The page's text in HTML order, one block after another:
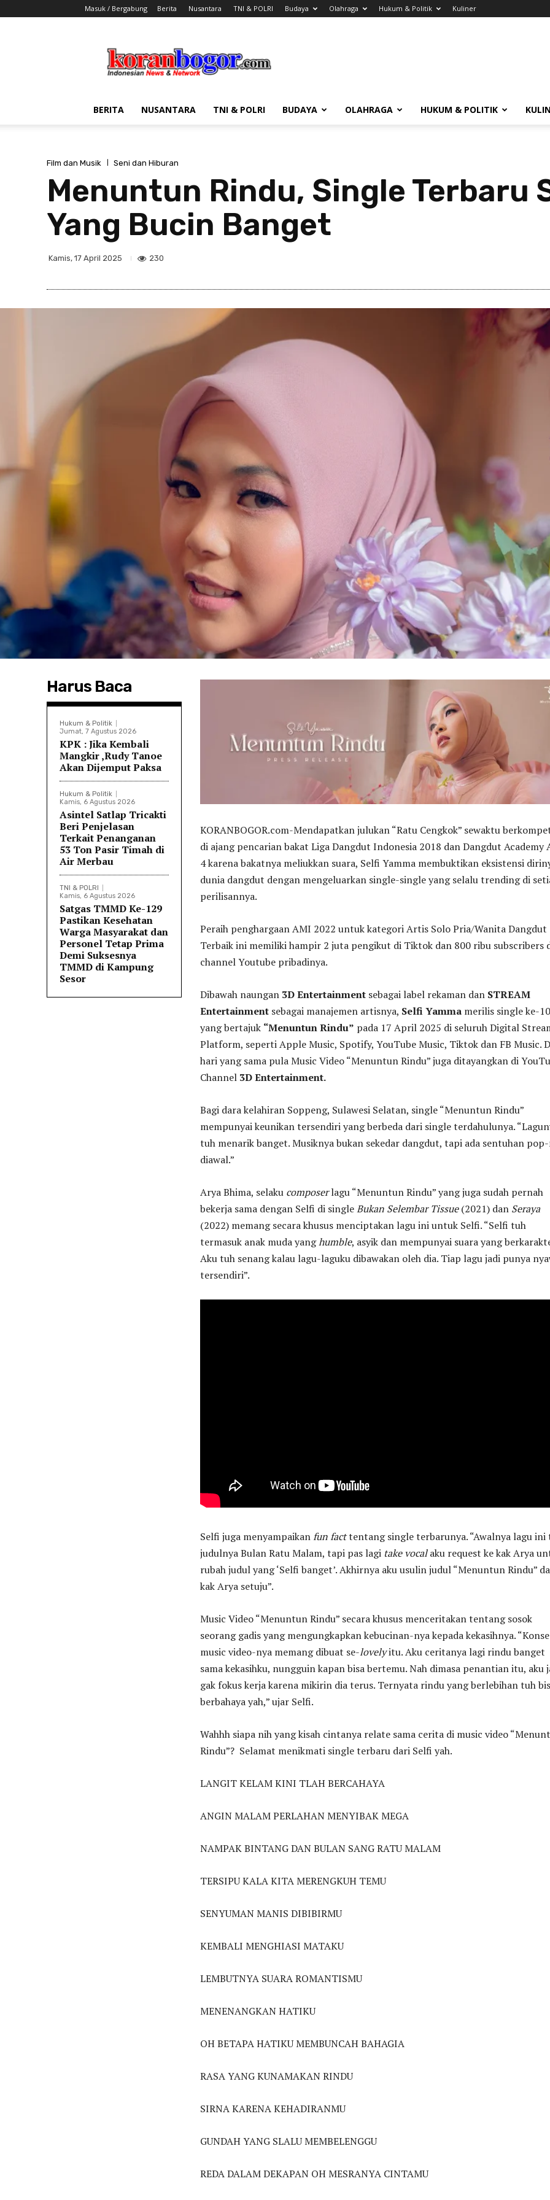
Masuk / Bergabung Berita Nusantara TNI & POLRI Budaya Olahraga Hukum & Politik Kuliner
Bogor
BERITA NUSANTARA TNI & POLRI BUDAYA OLAHRAGA HUKUM & POLITIK
Film dan Musik Seni dan Hiburan
Menuntun Rindu, Single Terbaru
Yang Bucin Banget
Kamis, 17 April 2025 230
Harus Baca
Hukum & Politik
Jumat, 7 Agustus 2026
KPK : Jika Kembali
Mangkir ,Rudy Tanoe
Akan Dijemput Paksa
Hukum & Politik
Kamis, 6 Agustus 2026
Asintel Satlap Tricakti
Beri Penjelasan
Terkait Penanganan
53 Ton Pasir Timah di
Air Merbau
TNI & POLRI
Kamis, 6 Agustus 2026
Satgas TMMD Ke-129
Pastikan Kesehatan
Warga Masyarakat dan
Personel Tetap Prima
Demi Suksesnya
TMMD di Kampung
Sesor
KORANBOGOR.com-Mendapatkan julukan “Ratu Cengkok” sewaktu
di ajang pencarian bakat Liga Dangdut Indonesia 2018 dan Dangdut Academy
4 karena bakatnya meliukkan suara, Selfi Yamma membuktikan eksistensi
dunia dangdut dengan mengeluarkan single-single yang selalu trending di
perilisannya.
Peraih penghargaan AMI 2022 untuk kategori Artis Solo Pria/Wanita Dangdut
Terbaik ini memiliki hampir 2 juta pengikut di Tiktok dan 800 ribu subscribers
channel Youtube pribadinya.
Dibawah naungan 3D Entertainment sebagai label rekaman dan STREAM
Entertainment sebagai manajemen artisnya, Selfi Yamma merilis single ke-10
yang bertajuk “Menuntun Rindu” pada 17 April 2025 di seluruh Digital
Platform, seperti Apple Music, Spotify, YouTube Music, Tiktok dan FB Music.
hari yang sama pula Music Video “Menuntun Rindu” juga ditayangkan di
Channel 3D Entertainment.
Bagi dara kelahiran Soppeng, Sulawesi Selatan, single “Menuntun Rindu”
mempunyai keunikan tersendiri yang berbeda dari single terdahulunya.
tuh menarik banget. Musiknya bukan sekedar dangdut, tapi ada sentuhan
diawal.”
Arya Bhima, selaku composerlagu “Menuntun Rindu” yang juga sudah pernah
bekerja sama dengan Selfi di singleBukan Selembar Tissue(2021) dan Seraya
(2022) memang secara khusus menciptakan lagu ini untuk Selfi. “Selfi tuh
termasuk anak muda yanghumble, asyik dan mempunyai suara yang
Aku tuh senang kalau lagu-laguku dibawakan oleh dia. Tiap lagu jadi punya
tersendiri”.
Selfi juga menyampaikanfun facttentang single terbarunya. “Awalnya lagu ini
judulnya Bulan Ratu Malam, tapi pas lagi take vocalaku request ke kak Arya
rubah judul yang ‘Selfi banget’. Akhirnya aku usulin judul “Menuntun Rindu”
kak Arya setuju”.
Music Video “Menuntun Rindu” secara khusus menceritakan tentang sosok
seorang gadis yang mengungkapkan kebucinan-nya kepada kekasihnya.
music video-nya memang dibuat se-lovelyitu. Aku ceritanya lagi rindu banget
sama kekasihku, nungguin kapan bisa bertemu. Nah dimasa penantian itu, aku
gak fokus kerja karena mikirin dia terus. Ternyata rindu yang berlebihan tuh
berbahaya yah,” ujar Selfi.
Wahhh siapa nih yang kisah cintanya relate sama cerita di music video
Rindu”? Selamat menikmati single terbaru dari Selfi yah.
LANGIT KELAM KINI TLAH BERCAHAYA
ANGIN MALAM PERLAHAN MENYIBAK MEGA
NAMPAK BINTANG DAN BULAN SANG RATU MALAM
TERSIPU KALA KITA MERENGKUH TEMU
SENYUMAN MANIS DIBIBIRMU
KEMBALI MENGHIASI MATAKU
LEMBUTNYA SUARA ROMANTISMU
MENENANGKAN HATIKU
OH BETAPA HATIKU MEMBUNCAH BAHAGIA
RASA YANG KUNAMAKAN RINDU
SIRNA KARENA KEHADIRANMU
GUNDAH YANG SLALU MEMBELENGGU
REDA DALAM DEKAPAN OH MESRANYA CINTAMU